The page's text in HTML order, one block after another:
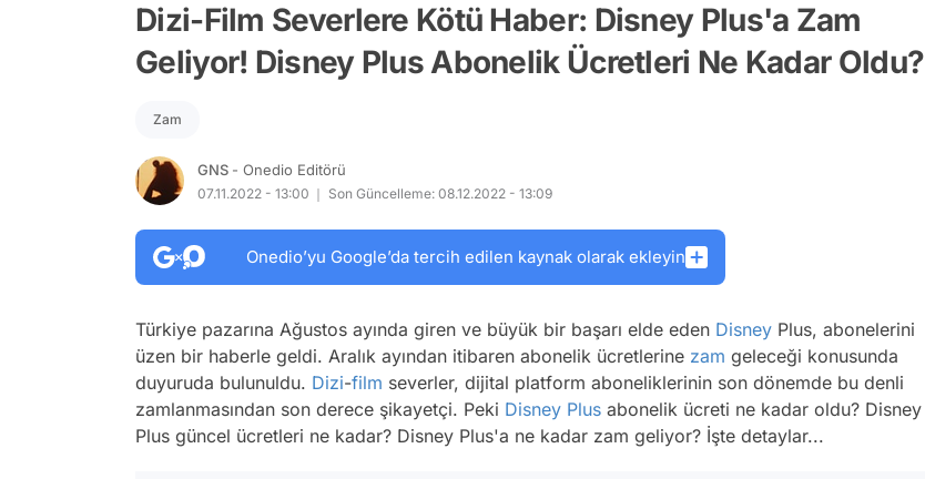
Dizi-Film Severlere Kötü Haber: Disney Plus'a Zam
Geliyor! Disney Plus Abonelik Ücretleri Ne Kadar Oldu?
Zam
GNS - Onedio Editörü
07.11.2022 - 13:00 Son Güncelleme: 08.12.2022 - 13:09
Onedio’yu Google’da tercih edilen kaynak olarak ekleyin
Türkiye pazarına Ağustos ayında giren ve büyük bir başarı elde eden Disney Plus, abonelerini
üzen bir haberle geldi. Aralık ayından itibaren abonelik ücretlerine zam geleceği konusunda
duyuruda bulunuldu. Dizi-film severler, dijital platform aboneliklerinin son dönemde bu denli
zamlanmasından son derece şikayetçi. Peki Disney Plus abonelik ücreti ne kadar oldu? Disney
Plus güncel ücretleri ne kadar? Disney Plus'a ne kadar zam geliyor? İşte detaylar...